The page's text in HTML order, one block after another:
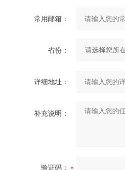
常用邮箱：
省份：
详细地址：
补充说明：
验证码：